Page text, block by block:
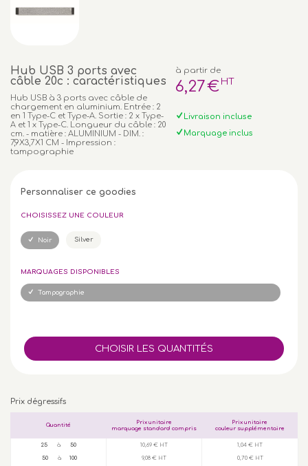
Hub USB 3 ports avec
câble 20c : caractéristiques
Hub USB à 3 ports avec câble de
chargement en aluminium. Entrée : 2
en 1 Type-C et Type-A. Sortie : 2 x Type-
A et 1 x Type-C. Longueur du câble : 20
cm. - matière : ALUMINIUM - DIM. :
7,9X3,7X1 CM - Impression :
tampographie
à partir de
6,27€ HT
Livraison incluse
Marquage inclus
Personnaliser ce goodies
CHOISISSEZ UNE COULEUR
Noir Silver
MARQUAGES DISPONIBLES
Tampographie
Prix dégressifs
Quantité
Prix unitaire
marquage standard compris
Prix unitaire
couleur supplémentaire
25 à 50 10,69 € HT 1,04 € HT
50à 100 9,08 € HT 0,70 € HT